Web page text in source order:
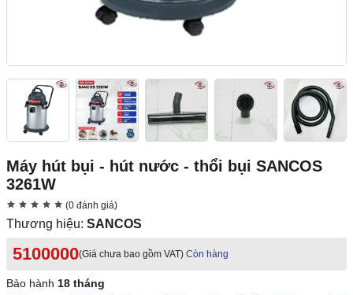
Máy hút bụi - hút nước - thổi bụi SANCOS
3261W
(0 đánh giá)
Thương hiệu: SANCOS
5100000(Giá chưa bao gồm VAT) Còn hàng
Bảo hành 18 tháng